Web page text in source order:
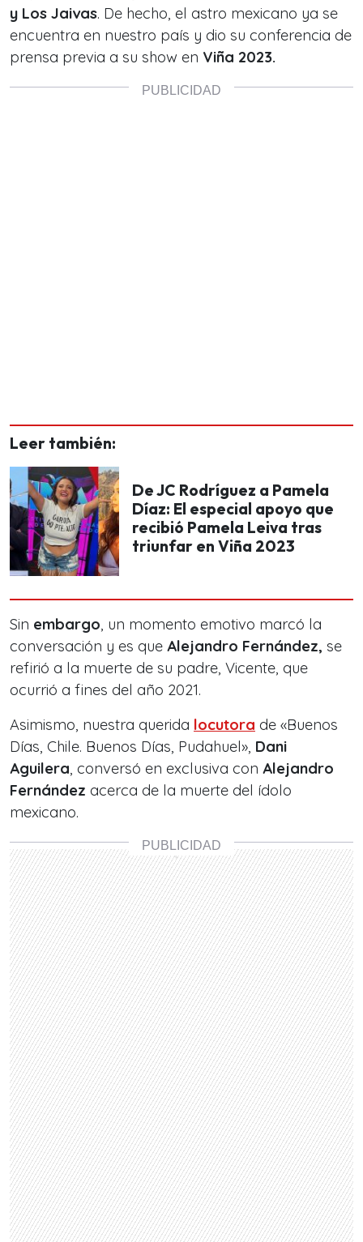
y Los Jaivas. De hecho, el astro mexicano ya se
encuentra en nuestro país y dio su conferencia de
prensa previa a su show en Viña 2023.
Leer también:
De JC Rodríguez a Pamela
Díaz: El especial apoyo que
recibió Pamela Leiva tras
triunfar en Viña 2023
Sin embargo, un momento emotivo marcó la
conversación y es que Alejandro Fernández, se
refirió a la muerte de su padre, Vicente, que
ocurrió a fines del año 2021.
Asimismo, nuestra querida locutora de «Buenos
Días, Chile. Buenos Días, Pudahuel», Dani
Aguilera, conversó en exclusiva con Alejandro
Fernández acerca de la muerte del ídolo
mexicano.